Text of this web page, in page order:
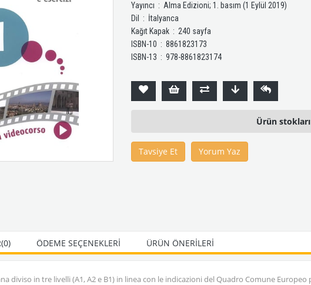
Yayıncı ‏ : ‎ Alma Edizioni; 1. basım (1 Eylül 2019)
Dil ‏ : ‎ İtalyanca
Kağıt Kapak ‏ : ‎ 240 sayfa
ISBN-10 ‏ : ‎ 8861823173
ISBN-13 ‏ : ‎ 978-8861823174
Ürün
Tavsiye Et Yorum Yaz
(0) ÖDEME SEÇENEKLERI ÜRÜN ÖNERILERI
diviso in tre livelli (A1, A2 e B1) in linea con le indicazioni del Quadro Comune